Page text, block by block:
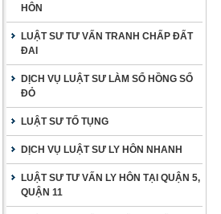
HÔN
LUẬT SƯ TƯ VẤN TRANH CHẤP ĐẤT
ĐAI
DỊCH VỤ LUẬT SƯ LÀM SỔ HỒNG SỔ
ĐỎ
LUẬT SƯ TỐ TỤNG
DỊCH VỤ LUẬT SƯ LY HÔN NHANH
LUẬT SƯ TƯ VẤN LY HÔN TẠI QUẬN 5,
QUẬN 11